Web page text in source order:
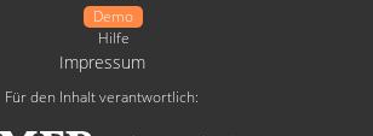
Demo
Hilfe
Impressum
Für den Inhalt verantwortlich: